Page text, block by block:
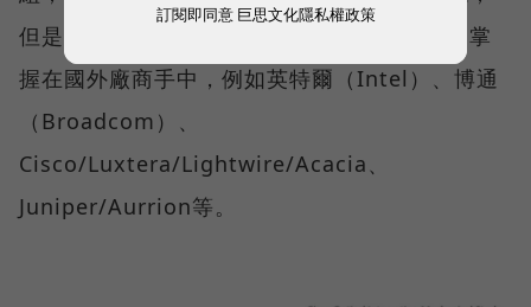
但是其中最關鍵的共同封裝光學技術大部分是掌
握在國外廠商手中，例如英特爾（Intel）、博通
（Broadcom）、
Cisco/Luxtera/Lightwire/Acacia、
Juniper/Aurrion等。
訂閱即同意 巨思文化隱私權政策